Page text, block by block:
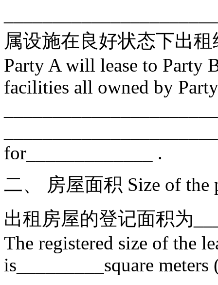
属设施在良好状态下出
Party A will lease to Party
facilities all owned by
for_____________ .
二、 房屋面积 Size of the
出租房屋的登记面积为
The registered size of the
is_________square meters